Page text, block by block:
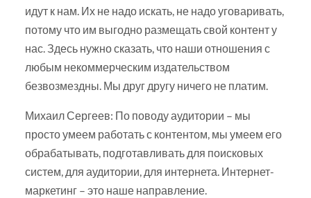
идут к нам. Их не надо искать, не надо уговаривать,
потому что им выгодно размещать свой контент у
нас. Здесь нужно сказать, что наши отношения с
любым некоммерческим издательством
безвозмездны. Мы друг другу ничего не платим.
Михаил Сергеев: По поводу аудитории – мы
просто умеем работать с контентом, мы умеем его
обрабатывать, подготавливать для поисковых
систем, для аудитории, для интернета. Интернет-
маркетинг – это наше направление.